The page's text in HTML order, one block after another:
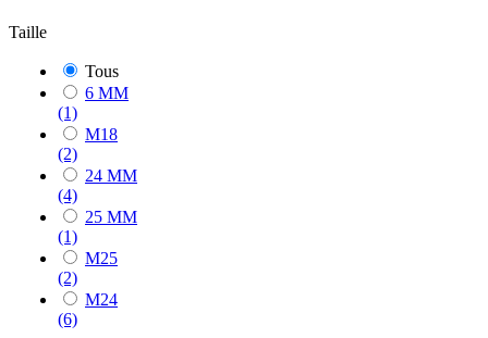
Taille
Tous
6 MM
(1)
M18
(2)
24 MM
(4)
25 MM
(1)
M25
(2)
M24
(6)